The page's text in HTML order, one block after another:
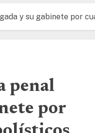
y su gabinete por
penal
por